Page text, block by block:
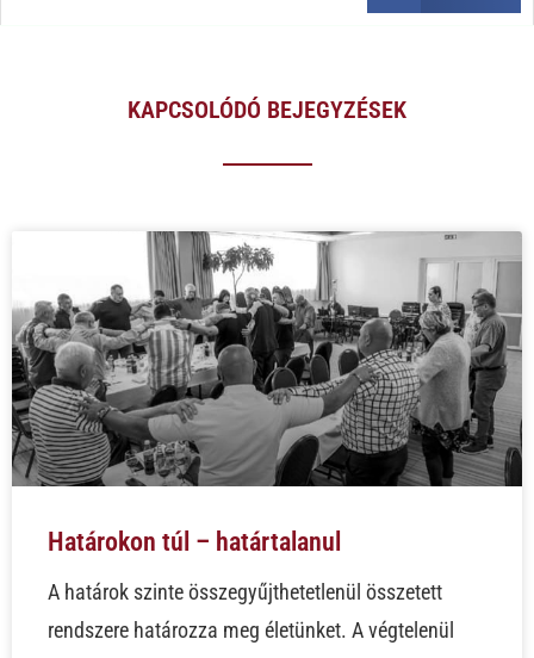
KAPCSOLÓDÓ BEJEGYZÉSEK
Határokon túl – határtalanul
A határok szinte összegyűjthetetlenül összetett
rendszere határozza meg életünket. A végtelenül